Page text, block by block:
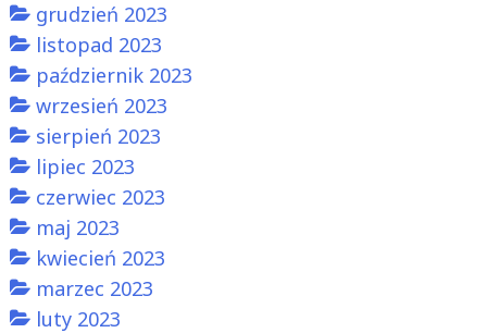
grudzień 2023
listopad 2023
październik 2023
wrzesień 2023
sierpień 2023
lipiec 2023
czerwiec 2023
maj 2023
kwiecień 2023
marzec 2023
luty 2023